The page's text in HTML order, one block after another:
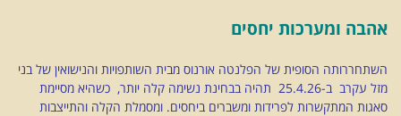
אהבה ומערכות יחסים
השתחררותה הסופית של הפלנטה אורנוס מבית השותפויות והנישואין של בני
מזל עקרב ב-25.4.26 תהיה בבחינת נשימה קלה יותר, כשהיא מסיימת
סאגות המתקשרות לפרידות ומשברים ביחסים. ומסמלת הקלה והתייצבות